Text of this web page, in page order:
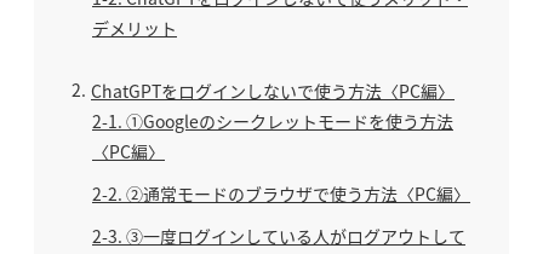
デメリット
2 ChatGPTをログインしないで使う方法〈PC編〉
2-1 ①Googleのシークレットモードを使う方法
〈PC編〉
2-2 ②通常モードのブラウザで使う方法〈PC編〉
2-3 ③一度ログインしている人がログアウトして